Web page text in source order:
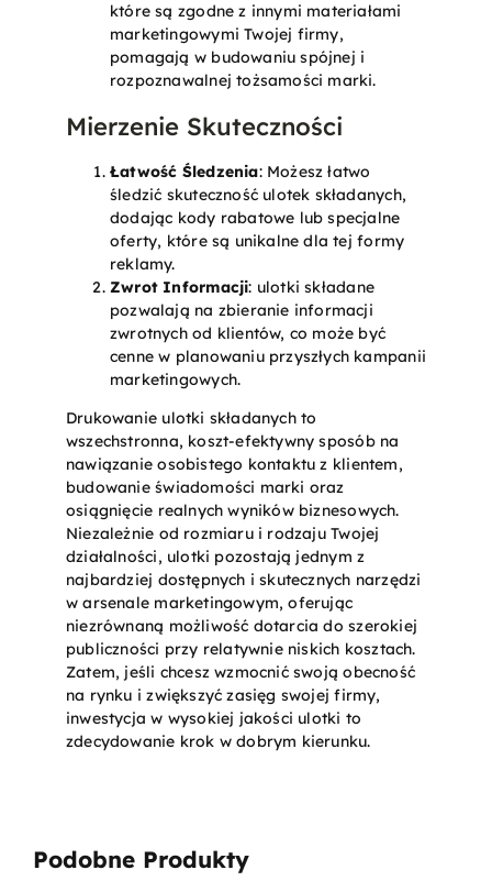
które są zgodne z innymi materiałami
marketingowymi Twojej firmy,
pomagają w budowaniu spójnej i
rozpoznawalnej tożsamości marki.
Mierzenie Skuteczności
Łatwość Śledzenia: Możesz łatwo
śledzić skuteczność ulotek składanych,
dodając kody rabatowe lub specjalne
oferty, które są unikalne dla tej formy
reklamy.
Zwrot Informacji: ulotki składane
pozwalają na zbieranie informacji
zwrotnych od klientów, co może być
cenne w planowaniu przyszłych kampanii
marketingowych.
Drukowanie ulotki składanych to
wszechstronna, koszt-efektywny sposób na
nawiązanie osobistego kontaktu z klientem,
budowanie świadomości marki oraz
osiągnięcie realnych wyników biznesowych.
Niezależnie od rozmiaru i rodzaju Twojej
działalności, ulotki pozostają jednym z
najbardziej dostępnych i skutecznych narzędzi
w arsenale marketingowym, oferując
niezrównaną możliwość dotarcia do szerokiej
publiczności przy relatywnie niskich kosztach.
Zatem, jeśli chcesz wzmocnić swoją obecność
na rynku i zwiększyć zasięg swojej firmy,
inwestycja w wysokiej jakości ulotki to
zdecydowanie krok w dobrym kierunku.
Podobne Produkty